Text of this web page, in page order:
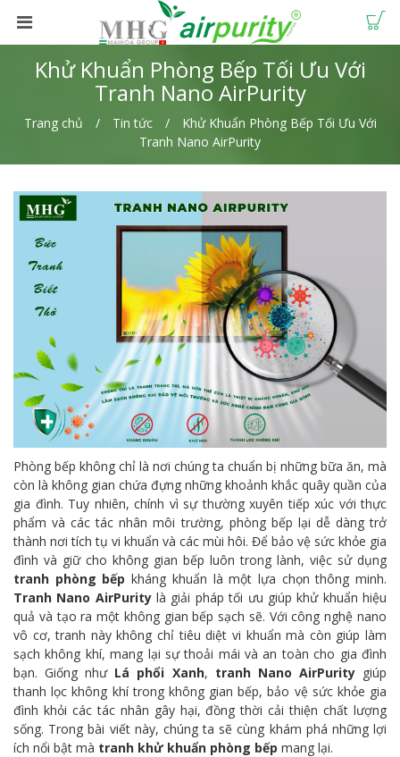
Khử Khuẩn Phòng Bếp Tối Ưu Với
Tranh Nano AirPurity
Trang chủ Tin tức
Khử Khuẩn Phòng Bếp Tối Ưu Với
Tranh Nano AirPurity
Phòng bếp không chỉ là nơi chúng ta chuẩn bị những bữa ăn, mà
còn là không gian chứa đựng những khoảnh khắc quây quần của
gia đình. Tuy nhiên, chính vì sự thường xuyên tiếp xúc với thực
phẩm và các tác nhân môi trường, phòng bếp lại dễ dàng trở
thành nơi tích tụ vi khuẩn và các mùi hôi. Để bảo vệ sức khỏe gia
đình và giữ cho không gian bếp luôn trong lành, việc sử dụng
tranh phòng bếp kháng khuẩn là một lựa chọn thông minh.
Tranh Nano AirPuritylà giải pháp tối ưu giúp khử khuẩn hiệu
quả và tạo ra một không gian bếp sạch sẽ. Với công nghệ nano
vô cơ, tranh này không chỉ tiêu diệt vi khuẩn mà còn giúp làm
sạch không khí, mang lại sự thoải mái và an toàn cho gia đình
bạn. Giống như Lá phổi Xanh, tranh Nano AirPuritygiúp
thanh lọc không khí trong không gian bếp, bảo vệ sức khỏe gia
đình khỏi các tác nhân gây hại, đồng thời cải thiện chất lượng
sống. Trong bài viết này, chúng ta sẽ cùng khám phá những lợi
ích nổi bật mà tranh khử khuẩn phòng bếp mang lại.